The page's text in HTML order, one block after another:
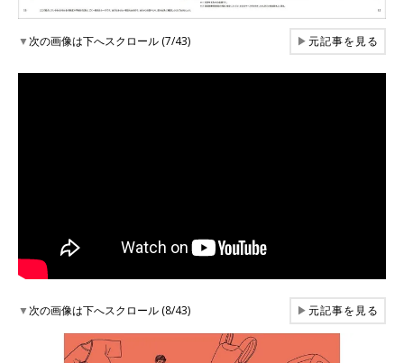
▼次の画像は下へスクロール (7/43) ▶元記事を見る
▼次の画像は下へスクロール (8/43) ▶元記事を見る